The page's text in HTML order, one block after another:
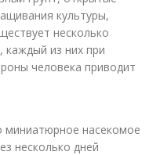
культуры,
несколько
каждый из них при
человека приводит
миниатюрное насекомое
несколько дней